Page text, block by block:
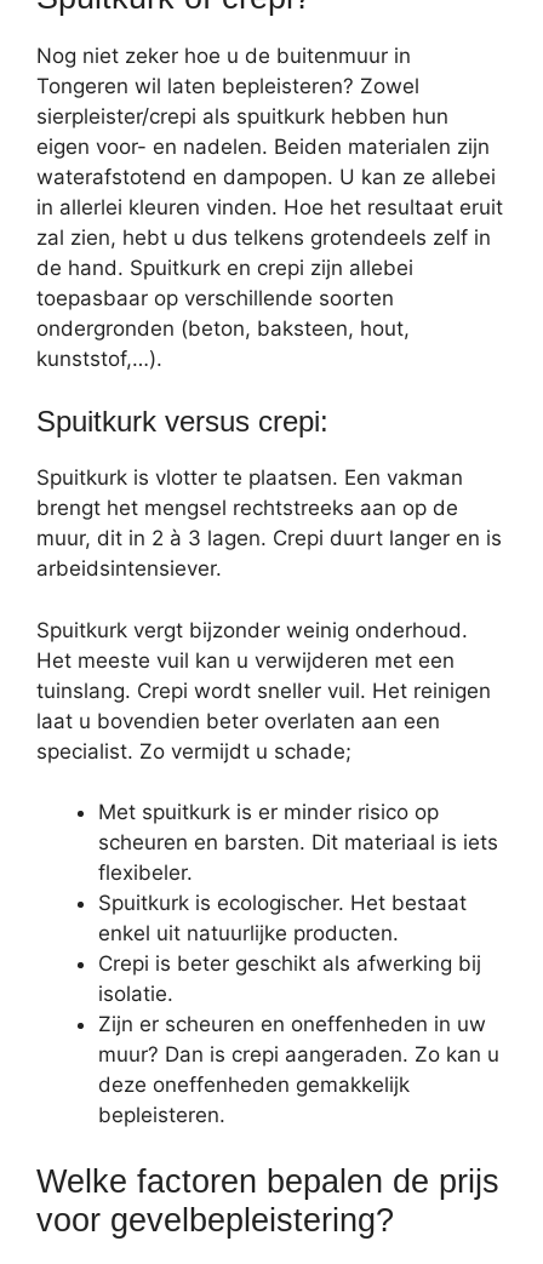
Nog niet zeker hoe u de buitenmuur in
Tongeren wil laten bepleisteren? Zowel
sierpleister/crepi als spuitkurk hebben hun
eigen voor- en nadelen. Beiden materialen zijn
waterafstotend en dampopen. U kan ze allebei
in allerlei kleuren vinden. Hoe het resultaat eruit
zal zien, hebt u dus telkens grotendeels zelf in
de hand. Spuitkurk en crepi zijn allebei
toepasbaar op verschillende soorten
ondergronden (beton, baksteen, hout,
kunststof,…).
Spuitkurk versus crepi:
Spuitkurk is vlotter te plaatsen. Een vakman
brengt het mengsel rechtstreeks aan op de
muur, dit in 2 à 3 lagen. Crepi duurt langer en is
arbeidsintensiever.
Spuitkurk vergt bijzonder weinig onderhoud.
Het meeste vuil kan u verwijderen met een
tuinslang. Crepi wordt sneller vuil. Het reinigen
laat u bovendien beter overlaten aan een
specialist. Zo vermijdt u schade;
Met spuitkurk is er minder risico op
scheuren en barsten. Dit materiaal is iets
flexibeler.
Spuitkurk is ecologischer. Het bestaat
enkel uit natuurlijke producten.
Crepi is beter geschikt als afwerking bij
isolatie.
Zijn er scheuren en oneffenheden in uw
muur? Dan is crepi aangeraden. Zo kan u
deze oneffenheden gemakkelijk
bepleisteren.
Welke factoren bepalen de prijs
voor gevelbepleistering?